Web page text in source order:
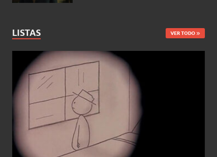
LISTAS VER TODO